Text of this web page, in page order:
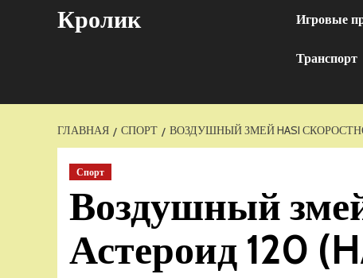
Кролик Игровые
Транспорт
ГЛАВНАЯ СПОРТ ВОЗДУШНЫЙ ЗМЕЙ HASI
Спорт
Воздушный
Астероид 120